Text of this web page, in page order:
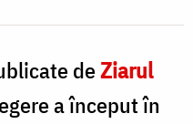
deZiarul
a început în